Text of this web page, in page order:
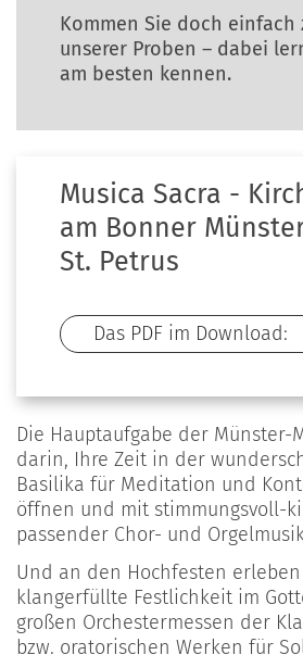
Kommen Sie doch einfach
unserer Proben ­– dabei
am besten kennen.
Musica Sacra -
am Bonner
St. Petrus
Das PDF im Download:
Die Hauptaufgabe der Münster-
darin, Ihre Zeit in der
Basilika für Meditation und
öffnen und mit stimmungsvoll-
passender Chor- und
Und an den Hochfesten
klangerfüllte Festlichkeit im
großen Orchestermessen der
bzw. oratorischen Werken für